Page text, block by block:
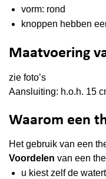
vorm: rond
knoppen hebben
Maatvoering
zie foto’s
Aansluiting: h.o.h. 15
Waarom een
Het gebruik van een
Voordelen van een
u kiest zelf de